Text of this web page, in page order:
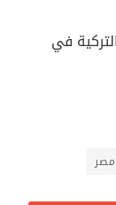
التركية في